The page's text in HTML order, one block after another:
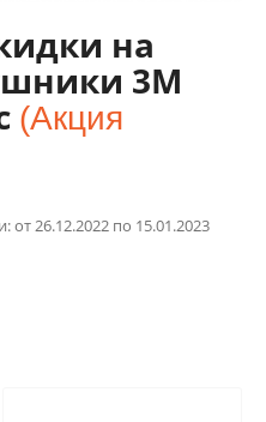
на
3M
(Акция
26.12.2022 по 15.01.2023